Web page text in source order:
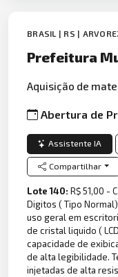
BRASIL | RS |
Prefeitura
Aquisição de
Abertura de
Assistente IA
Compartilhar
Lote 140:R$ 51,00 -
Digitos ( Tipo
uso geral em
de cristal liquido (
capacidade de
de alta legibilidade.
injetadas de alta